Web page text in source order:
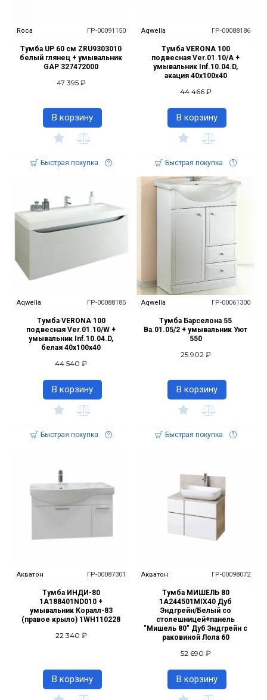
Roca ГР-00091150
Тумба UP 60 см ZRU9303010
белый глянец + умывальник
GAP 327472000
47 395 ₽
В корзину
Быстрая покупка
Aqwella ГР-00088186
Тумба VERONA 100
подвесная Ver.01.10/A +
умывальник Inf.10.04.D,
акация 40х100х40
44 466 ₽
В корзину
Быстрая покупка
Aqwella ГР-00088185
Тумба VERONA 100
подвесная Ver.01.10/W +
умывальник Inf.10.04.D,
белая 40х100х40
44 540 ₽
В корзину
Быстрая покупка
Aqwella ГР-00061300
Тумба Барселона 55
Ba.01.05/2 + умывальник Уют
550
25 902 ₽
В корзину
Быстрая покупка
Акватон ГР-00087301
Тумба ИНДИ-80
1A188401ND010 +
умывальник Коралл-83
(правое крыло) 1WH110228
22 340 ₽
В корзину
Акватон ГР-00098072
Тумба МИШЕЛЬ 80
1A244501MIX40 Дуб
Эндгрейн/Белый со
столешницей+панель
"Мишель 80" Дуб Эндгрейн с
раковиной Лола 60
52 690 ₽
В корзину